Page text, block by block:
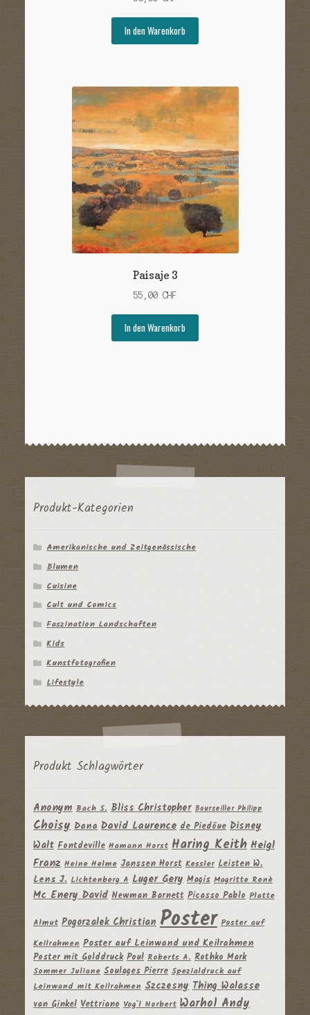
In den Warenkorb
Paisaje 3
55,00 CHF
In den Warenkorb
Produkt-Kategorien
Amerikanische und Zeitgenössische
Blumen
Cuisine
Cult und Comics
Faszination Landschaften
Kids
Kunstfotografien
Lifestyle
Produkt Schlagwörter
Anonym Bach S. Bliss Christopher Bourseiller Philipp
Choisy Dana David Laurence de Piedöue Disney
Walt Fontdeville Hamann Horst Haring Keith Heigl
Franz Heine Helme Janssen Horst Kessler Leisten W.
Lens J. Lichtenberg A Luger Gery Magis Magritte Renè
Mc Enery David Newman Barnett Picasso Pablo Platte
Almut Pogorzalek Christian Poster Poster auf
Keilrahmen Poster auf Leinwand und Keilrahmen
Poster mit Golddruck Poul Roberts A. Rothko Mark
Sommer Juliane Soulages Pierre Spezialdruck auf
Leinwand mit Keilrahmen Szczesny Thing Walasse
van Ginkel Vettriano Vog`l Norbert Warhol Andy